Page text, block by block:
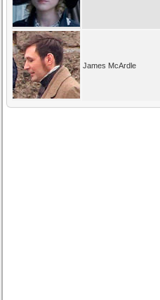
James McArdle